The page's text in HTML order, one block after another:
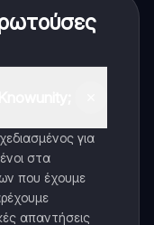
για
στα
που έχουμε
απαντήσεις